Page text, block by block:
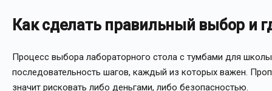
Как сделать правильный выбор и
Процесс выбора лабораторного стола с тумбами для
последовательность шагов, каждый из которых важен.
значит рисковать либо деньгами, либо безопасностью.